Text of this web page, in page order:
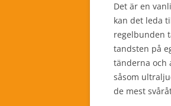
Det är en
kan det leda
regelbunden
tandsten på
tänderna och
såsom
de mest